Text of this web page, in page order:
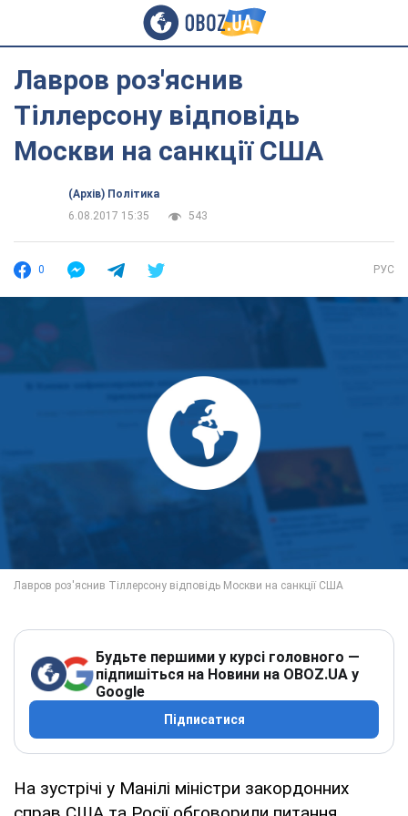
Лавров роз'яснив
Тіллерсону відповідь
Москви на санкції США
(Архів) Політика
6.08.2017 15:35
543
0 РУС
Будьте першими у курсі головного —
підпишіться на Новини на OBOZ.UA у
Google
Підписатися
На зустрічі у Манілі міністри закордонних